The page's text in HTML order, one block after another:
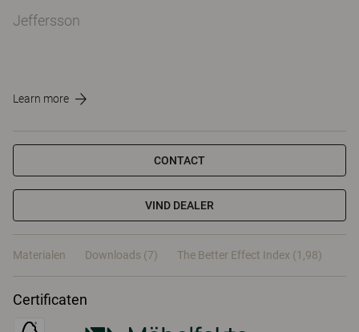
Jeffersson
Learn more
CONTACT
VIND DEALER
Materialen Downloads (7) The Better Effect Index (1,98)
Certificaten